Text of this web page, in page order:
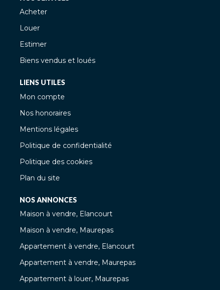
Acheter
Louer
Estimer
Biens vendus et loués
LIENS UTILES
Mon compte
Nos honoraires
Mentions légales
Politique de confidentialité
Politique des cookies
Plan du site
NOS ANNONCES
Maison à vendre, Elancourt
Maison à vendre, Maurepas
Appartement à vendre, Elancourt
Appartement à vendre, Maurepas
Appartement à louer, Maurepas